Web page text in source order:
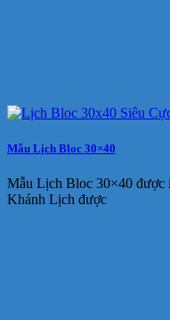
Mẫu Lịch Bloc 30×40
Mẫu Lịch Bloc 30×40 được
Khánh Lịch được